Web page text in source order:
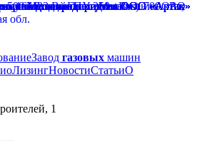
Завод газовых машин
ЛизингНовостиСтатьиО
1